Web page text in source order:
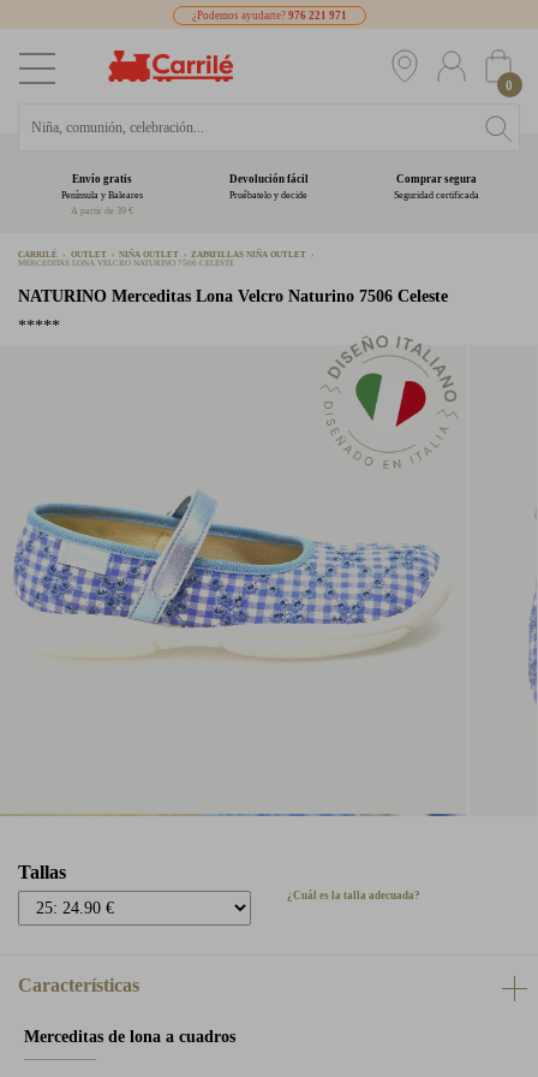
¿Podemos ayudarte? 976 221 971
0
Envío gratis
Península y Baleares
A partir de 39 €
Devolución fácil
Pruébatelo y decide
Comprar segura
Seguridad certificada
CARRILÉ OUTLET NIÑA OUTLET
ZAPATILLAS NIÑA OUTLET
MERCEDITAS LONA VELCRO NATURINO 7506 CELESTE
NATURINO Merceditas Lona Velcro Naturino 7506 Celeste
*****
Tallas
¿Cuál es la talla adecuada?
Características
Merceditas de lona a cuadros